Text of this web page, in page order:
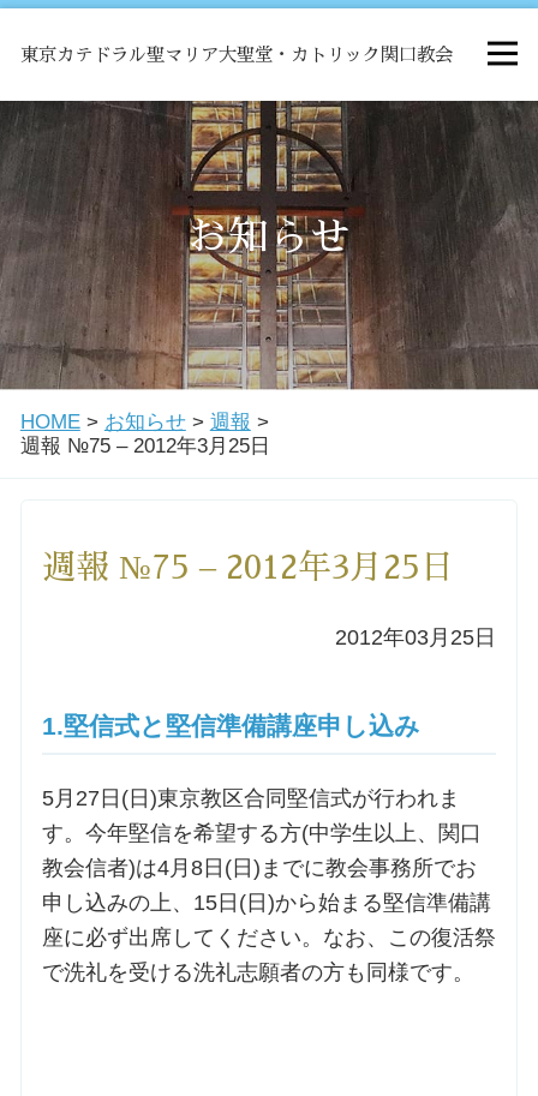
東京カテドラル聖マリア大聖堂・カトリック関口教会
HOME
ミサ
お知らせ
関口教会について
教会学校・中高生会
洗礼を希望される方
小池神父の講座
森田神父の講座
シスター中島の講座
三田助祭の講座
お知らせ
HOME> お知らせ> 週報 >
週報 №75 – 2012年3月25日
週報 №75 – 2012年3月25日
2012年03月25日
1.堅信式と堅信準備講座申し込み
5月27日(日)東京教区合同堅信式が行われま
す。今年堅信を希望する方(中学生以上、関口
教会信者)は4月8日(日)までに教会事務所でお
申し込みの上、15日(日)から始まる堅信準備講
座に必ず出席してください。なお、この復活祭
で洗礼を受ける洗礼志願者の方も同様です。